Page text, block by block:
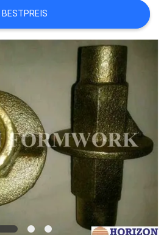
BESTPREIS